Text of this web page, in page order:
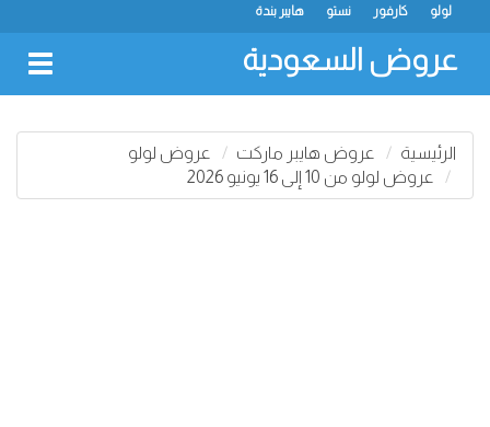
هايبر بندة نستو كارفور لولو
عروض السعودية
الرئيسية عروض هايبر ماركت
عروض لولو
عروض لولو من 10 إلى 16 يونيو 2026